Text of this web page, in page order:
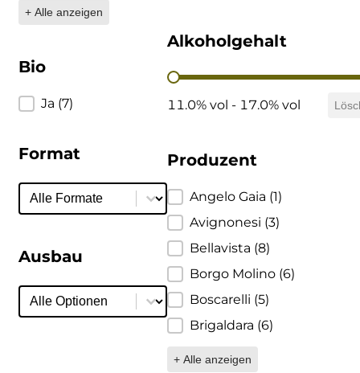
+ Alle anzeigen
Bio
BioJa (7)
Format
Format
Format
Ausbau
Ausbau
Ausbau
Alkoholgehalt
Alkoholgehalt
11.0% vol - 17.0% vol
Produzent
Produzent
Angelo Gaia (1)
Avignonesi (3)
Bellavista (8)
Borgo Molino (6)
Boscarelli (5)
Brigaldara (6)
+ Alle anzeigen
DueVittorie
Emilio Borsi
Famiglia Olivini